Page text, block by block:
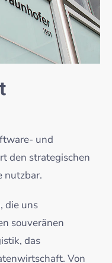
und
den strategischen
nutzbar.
die uns
souveränen
das
Von